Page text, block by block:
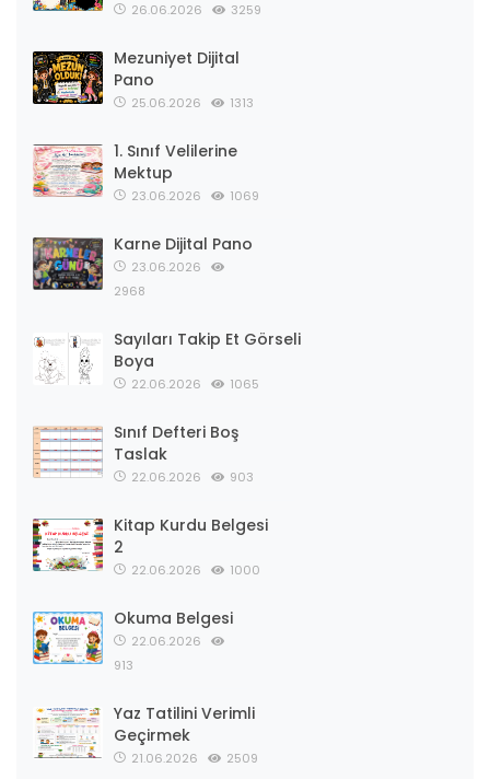
26.06.2026 3259
Mezuniyet Dijital
Pano
25.06.2026 1313
1. Sınıf Velilerine
Mektup
23.06.2026 1069
Karne Dijital Pano
23.06.2026
2968
Sayıları Takip Et Görseli
Boya
22.06.2026 1065
Sınıf Defteri Boş
Taslak
22.06.2026 903
Kitap Kurdu Belgesi
2
22.06.2026 1000
Okuma Belgesi
22.06.2026
913
Yaz Tatilini Verimli
Geçirmek
21.06.2026 2509